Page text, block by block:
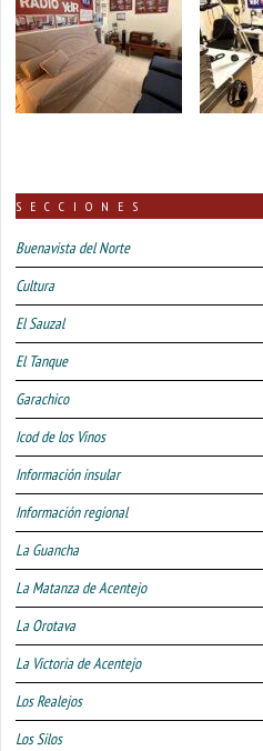
SECCIONES
Buenavista del Norte
Cultura
El Sauzal
El Tanque
Garachico
Icod de los Vinos
Información insular
Información regional
La Guancha
La Matanza de Acentejo
La Orotava
La Victoria de Acentejo
Los Realejos
Los Silos